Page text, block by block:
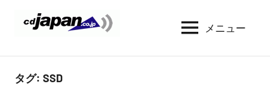
ン
CDJapan
Rental
メニュー
タグ: SSD